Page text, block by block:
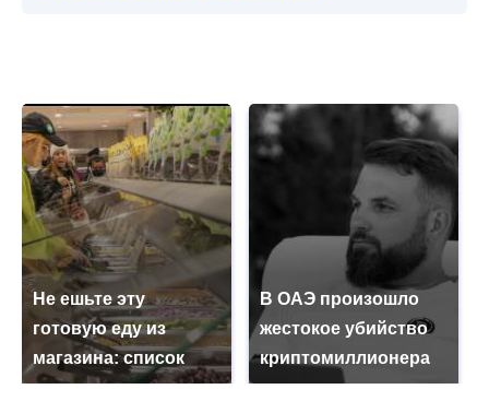
Не ешьте эту
готовую еду из
магазина: список
В ОАЭ произошло
жестокое убийство
криптомиллионера